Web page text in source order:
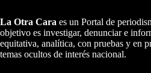
La Otra Cara es un Portal de
objetivo es investigar, denunciar e
equitativa, analítica, con pruebas y en
temas ocultos de interés nacional.